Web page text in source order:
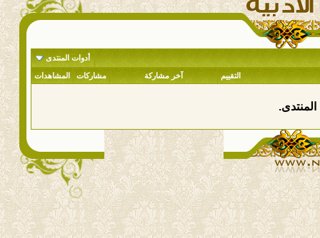
أدوات المنتدى
التقييم آخر مشاركة مشاركات المشاهدات